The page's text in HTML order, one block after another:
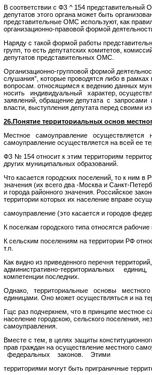
В соответствии с ФЗ ^ 154 представительный
депутатов этого органа может быть
представительные ОМС используют, как
организационно-правовой формой
Наряду с такой формой работы
групп, то есть депутатских комитетов,
депутатов представительных ОМС.
Организационно-групповой формой
слушания”, которые проводятся либо в
вопросам. относящимся к ведению данных
носить индивидуальный характер,
заявлений, обращение депутата с запросами
власти, выступления депутата перед своими
26.Понятие территориальных основ
Местное самоуправление
самоуправление осуществляется на всей ее
ФЗ № 154 относит к этим территориям
других муниципальных образований.
Что касается городских поселений, то к ним в
значения (их всего два -Москва и Санкт-
и города районного значения. Российское
территории которых их население вправе
самоуправление (это касается и городов
К поселкам городского типа относятся
К сельским поселениям на территории РФ
т.п.
Как видно из приведенного перечня
административно-территориальных единиц,
компетенции последних.
Однако, территориальные основы
единицами. Оно может осуществляться и на
Гщс раз подчеркнем, что в принципе местное
население городскою, сельского поселения,
самоуправления.
Вместе с тем, в целях защиты
прав граждан на осуществление местного
федеральных законов. Этими
территориями могут быть приграничные